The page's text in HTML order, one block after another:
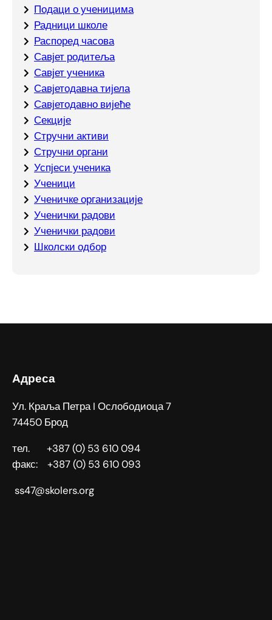
Подаци о ученицима
Радници школе
Распоред часова
Савјет родитеља
Савјет ученика
Савјетодавна тијела
Савјетодавно вијеће
Секције
Стручни активи
Стручни органи
Успјеси ученика
Ученици
Ученичке организације
Ученички радови
Ученички радови
Школски одбор
Адреса
Ул. Краља Петра I Ослободиоца 7
74450 Брод
тел. +387 (0) 53 610 094
факс: +387 (0) 53 610 093
ss47@skolers.org